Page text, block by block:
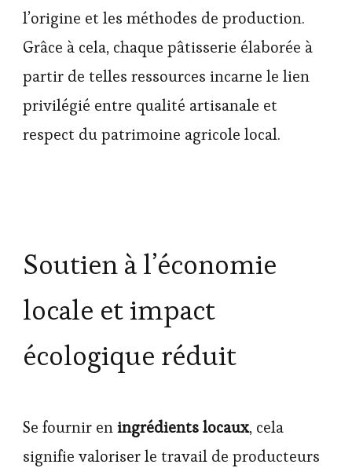
l’origine et les méthodes de production.
Grâce à cela, chaque pâtisserie élaborée à
partir de telles ressources incarne le lien
privilégié entre qualité artisanale et
respect du patrimoine agricole local.
Soutien à l’économie
locale et impact
écologique réduit
Se fournir eningrédients locaux, cela
signifie valoriser le travail de producteurs